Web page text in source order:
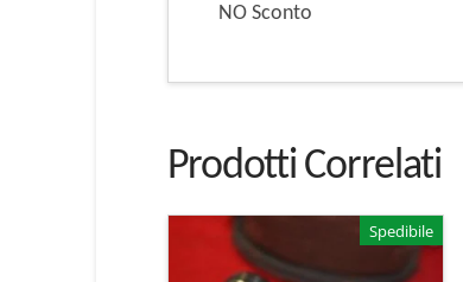
NO Sconto
Prodotti Correlati
Spedibile